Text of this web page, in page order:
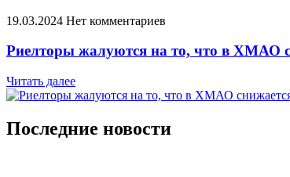
19.03.2024 Нет комментариев
Риелторы жалуются на то, что в ХМАО
Читать далее
Последние новости